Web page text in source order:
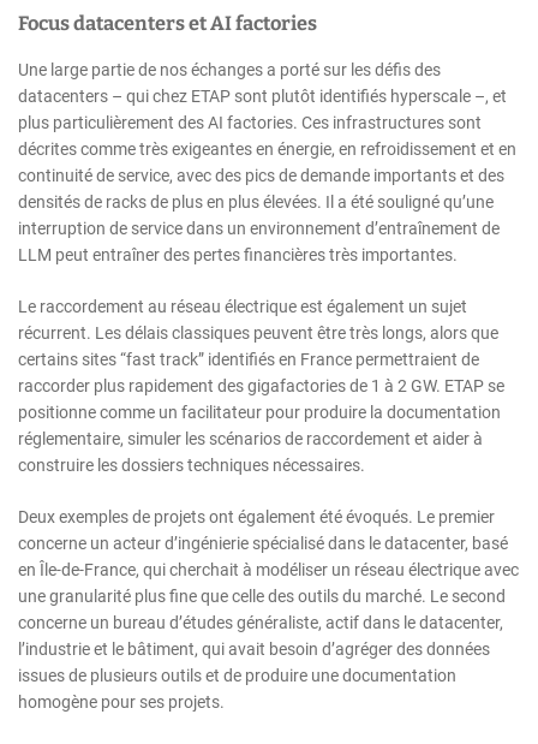
Focus datacenters et AI factories
Une large partie de nos échanges a porté sur les défis des
datacenters – qui chez ETAP sont plutôt identifiés hyperscale –, et
plus particulièrement des AI factories. Ces infrastructures sont
décrites comme très exigeantes en énergie, en refroidissement et en
continuité de service, avec des pics de demande importants et des
densités de racks de plus en plus élevées. Il a été souligné qu’une
interruption de service dans un environnement d’entraînement de
LLM peut entraîner des pertes financières très importantes.
Le raccordement au réseau électrique est également un sujet
récurrent. Les délais classiques peuvent être très longs, alors que
certains sites “fast track” identifiés en France permettraient de
raccorder plus rapidement des gigafactories de 1 à 2 GW. ETAP se
positionne comme un facilitateur pour produire la documentation
réglementaire, simuler les scénarios de raccordement et aider à
construire les dossiers techniques nécessaires.
Deux exemples de projets ont également été évoqués. Le premier
concerne un acteur d’ingénierie spécialisé dans le datacenter, basé
en Île-de-France, qui cherchait à modéliser un réseau électrique avec
une granularité plus fine que celle des outils du marché. Le second
concerne un bureau d’études généraliste, actif dans le datacenter,
l’industrie et le bâtiment, qui avait besoin d’agréger des données
issues de plusieurs outils et de produire une documentation
homogène pour ses projets.